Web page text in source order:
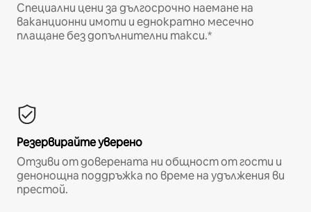
Специални цени за дългосрочно наемане на
ваканционни имоти и еднократно месечно
плащане без допълнителни такси.*
Резервирайте уверено
Отзиви от доверената ни общност от гости и
денонощна поддръжка по време на удължения ви
престой.